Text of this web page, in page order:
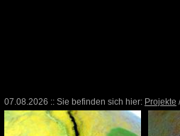
07.08.2026 :: Sie befinden sich hier: Projekte